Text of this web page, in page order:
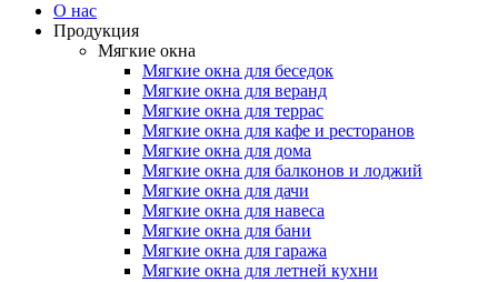
О нас
Продукция
Мягкие окна
Мягкие окна для беседок
Мягкие окна для веранд
Мягкие окна для террас
Мягкие окна для кафе и ресторанов
Мягкие окна для дома
Мягкие окна для балконов и лоджий
Мягкие окна для дачи
Мягкие окна для навеса
Мягкие окна для бани
Мягкие окна для гаража
Мягкие окна для летней кухни